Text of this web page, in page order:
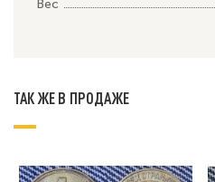
Вес
ТАК ЖЕ В ПРОДАЖЕ